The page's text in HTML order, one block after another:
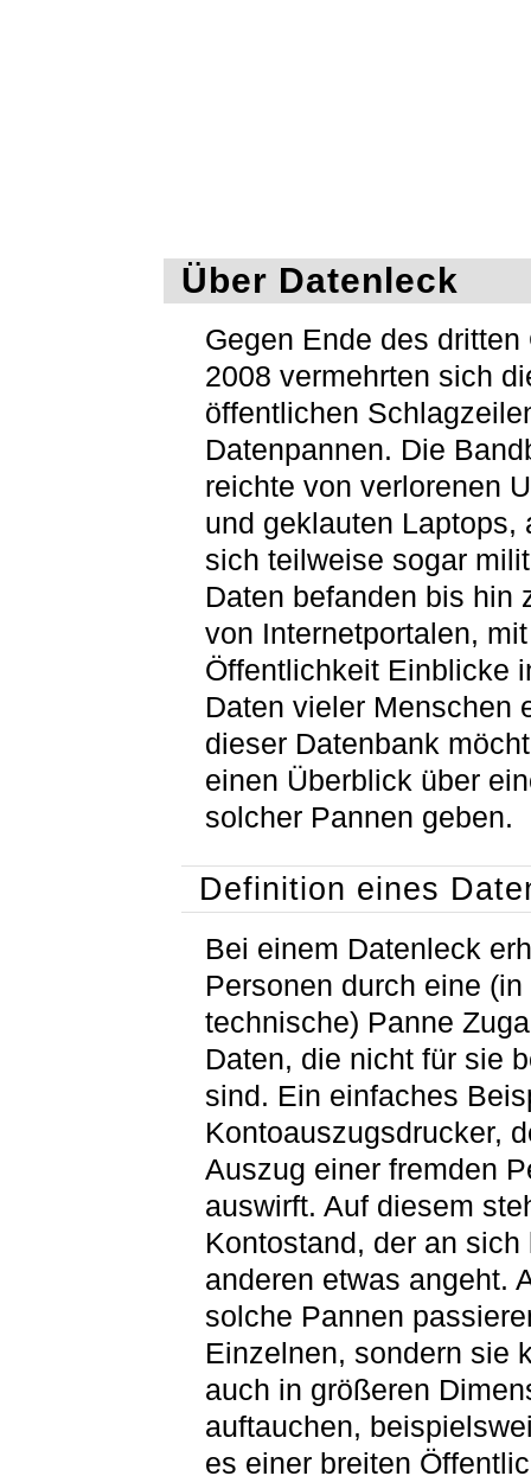
Über Datenleck
Gegen Ende des dritten
2008 vermehrten sich
öffentlichen
Datenpannen. Die
reichte von verlorenen
und geklauten Laptops,
sich teilweise sogar
Daten befanden bis hin
von Internetportalen,
Öffentlichkeit Einblicke
Daten vieler Menschen
dieser Datenbank
einen Überblick über
solcher Pannen geben.
Definition eines
Bei einem Datenleck
Personen durch eine
technische) Panne
Daten, die nicht für sie
sind. Ein einfaches
Kontoauszugsdrucker,
Auszug einer fremden
auswirft. Auf diesem
Kontostand, der an sich
anderen etwas angeht.
solche Pannen
Einzelnen, sondern sie
auch in größeren
auftauchen,
es einer breiten